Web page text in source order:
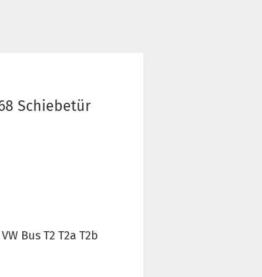
Schiebetür
Bus T2 T2a T2b